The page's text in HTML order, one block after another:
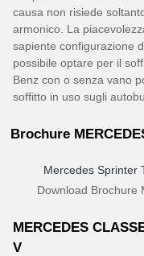
causa non risiede
armonico. La
sapiente configurazione
possibile optare per il
Benz con o senza vano
soffitto in uso sugli
Brochure
Mercedes Sprinter
Download Brochure
MERCEDES
V